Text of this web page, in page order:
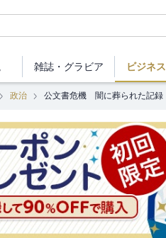
雑誌・ グラビア ビジネス
政治 公文書危機 闇に葬られた記録